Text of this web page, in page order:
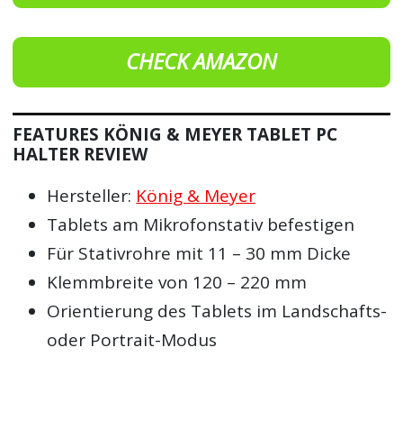
CHECK AMAZON
FEATURES KÖNIG & MEYER TABLET PC
HALTER REVIEW
Hersteller: König & Meyer
Tablets am Mikrofonstativ befestigen
Für Stativrohre mit 11 – 30 mm Dicke
Klemmbreite von 120 – 220 mm
Orientierung des Tablets im Landschafts-
oder Portrait-Modus